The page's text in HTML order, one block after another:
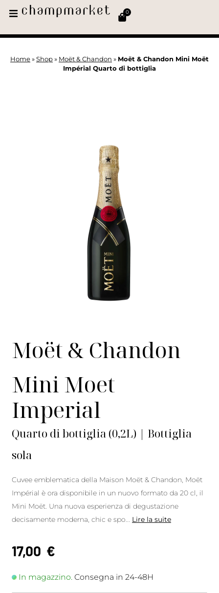
0
Home » Shop » Moët & Chandon » Moët & Chandon Mini Moët
Impérial Quarto di bottiglia
Moët & Chandon
Mini Moet
Imperial
Quarto di bottiglia (0,2L) | Bottiglia
sola
Cuvee emblematica della Maison Moët & Chandon, Moët
Impérial è ora disponibile in un nuovo formato da 20 cl, il
Mini Moët. Una nuova esperienza di degustazione
decisamente moderna, chic e spo
Lire la suite
17,00 €
In magazzino. Consegna in 24-48H